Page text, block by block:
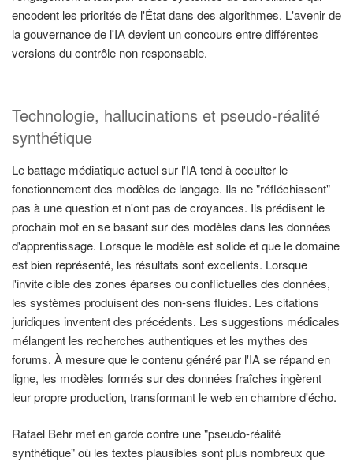
encodent les priorités de l'État dans des algorithmes. L'avenir de
la gouvernance de l'IA devient un concours entre différentes
versions du contrôle non responsable.
Technologie, hallucinations et pseudo-réalité
synthétique
Le battage médiatique actuel sur l'IA tend à occulter le
fonctionnement des modèles de langage. Ils ne "réfléchissent"
pas à une question et n'ont pas de croyances. Ils prédisent le
prochain mot en se basant sur des modèles dans les données
d'apprentissage. Lorsque le modèle est solide et que le domaine
est bien représenté, les résultats sont excellents. Lorsque
l'invite cible des zones éparses ou conflictuelles des données,
les systèmes produisent des non-sens fluides. Les citations
juridiques inventent des précédents. Les suggestions médicales
mélangent les recherches authentiques et les mythes des
forums. À mesure que le contenu généré par l'IA se répand en
ligne, les modèles formés sur des données fraîches ingèrent
leur propre production, transformant le web en chambre d'écho.
Rafael Behr met en garde contre une "pseudo-réalité
synthétique" où les textes plausibles sont plus nombreux que